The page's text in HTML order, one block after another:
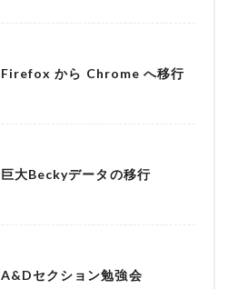
Firefox から Chrome へ移行
巨大Beckyデータの移行
A&Dセクション勉強会